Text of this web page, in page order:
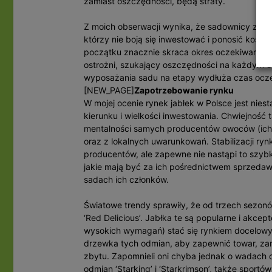
Z moich obserwacji wynika, że sadownicy
którzy nie boją się inwestować i ponosić
początku znacznie skraca okres oczekiwania
ostrożni, szukający oszczędności na każdym
wyposażania sadu na etapy wydłuża czas
[NEW_PAGE]Zapotrzebowanie rynku
W mojej ocenie rynek jabłek w Polsce jest
kierunku i wielkości inwestowania.
mentalności samych producentów owoców
oraz z lokalnych uwarunkowań. Stabilizacji
producentów, ale zapewne nie nastąpi to
jakie mają być za ich pośrednictwem
sadach ich członków.
Światowe trendy sprawiły, że od trzech
‘Red Delicious’. Jabłka te są popularne i
wysokich wymagań) stać się rynkiem
drzewka tych odmian, aby zapewnić towar,
zbytu. Zapomnieli oni chyba jednak o
odmian ‘Starking’ i ‘Starkrimson’, także